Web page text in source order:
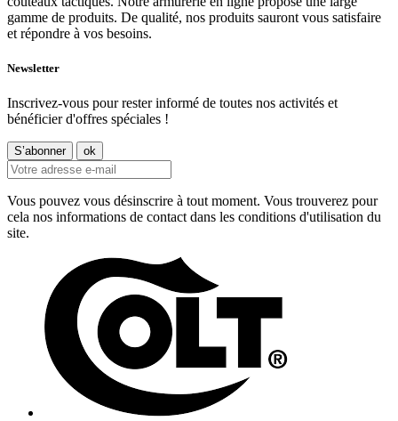
gamme de produits. De qualité, nos produits sauront vous satisfaire
et répondre à vos besoins.
Newsletter
Inscrivez-vous pour rester informé de toutes nos activités et
bénéficier d'offres spéciales !
Vous pouvez vous désinscrire à tout moment. Vous trouverez pour
cela nos informations de contact dans les conditions d'utilisation du
site.